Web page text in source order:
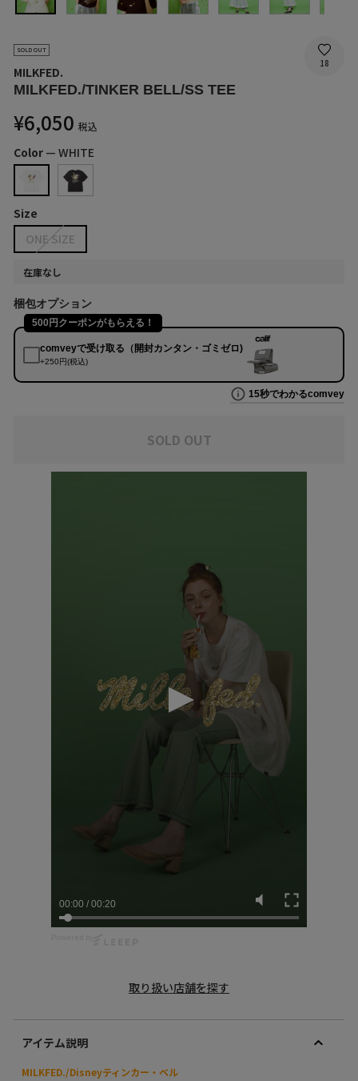
SOLD OUT
18
MILKFED.
MILKFED./TINKER BELL/SS TEE
通
常
格
¥6,050 税込
Color — WHITE
Size
ONE SIZE
在庫なし
SOLD OUT
00:01 / 00:20
取り扱い店舗を探す
アイテム説明
MILKFED./Disneyティンカー・ベル